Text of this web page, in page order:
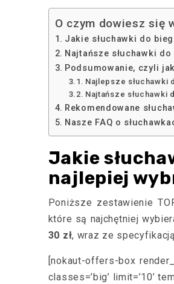
O czym dowiesz się
Jakie słuchawki do
Najtańsze słuchawki
Podsumowanie, czyli
Najlepsze słuchawki
Najtańsze słuchawki
Rekomendowane
Nasze FAQ o
Jakie
najlepiej
Poniższe zestawienie
które są najchętniej
30 zł, wraz ze
[nokaut-offers-box
classes=’big’ limit=’10’